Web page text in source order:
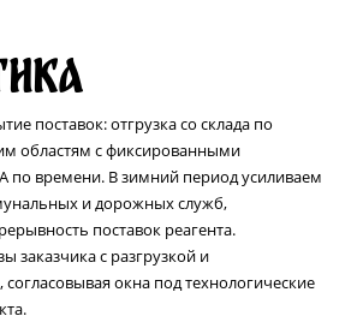
поставок: отгрузка со склада по
областям с фиксированными
по времени. В зимний период усиливаем
и дорожных служб,
поставок реагента.
заказчика с разгрузкой и
окна под технологические